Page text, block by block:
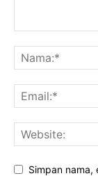
Simpan nama,